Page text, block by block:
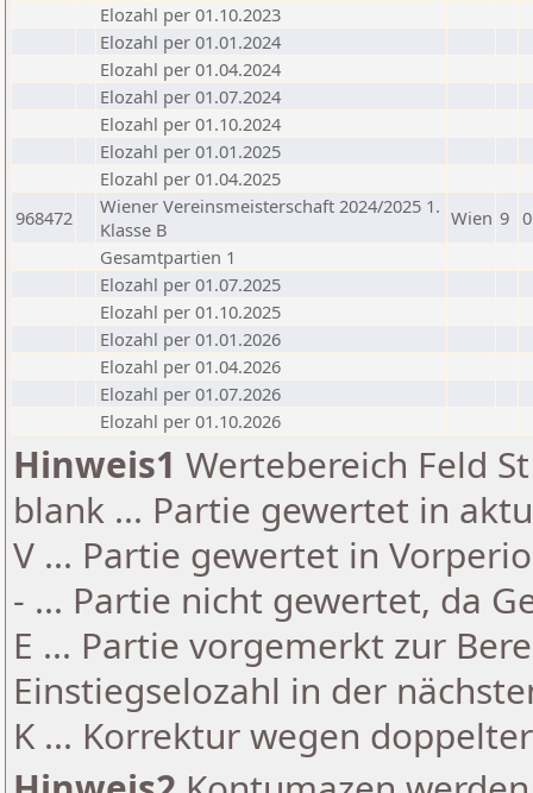
Elozahl per 01.10.2023
Elozahl per 01.01.2024
Elozahl per 01.04.2024
Elozahl per 01.07.2024
Elozahl per 01.10.2024
Elozahl per 01.01.2025
Elozahl per 01.04.2025
968472
Wiener Vereinsmeisterschaft 2024/2025 1.
Klasse B
Wien 9
Gesamtpartien 1
Elozahl per 01.07.2025
Elozahl per 01.10.2025
Elozahl per 01.01.2026
Elozahl per 01.04.2026
Elozahl per 01.07.2026
Elozahl per 01.10.2026
Hinweis1 Wertebereich Feld
blank ... Partie gewertet in
V ... Partie gewertet in
- ... Partie nicht gewertet, da
E ... Partie vorgemerkt zur
Einstiegselozahl in der
K ... Korrektur wegen